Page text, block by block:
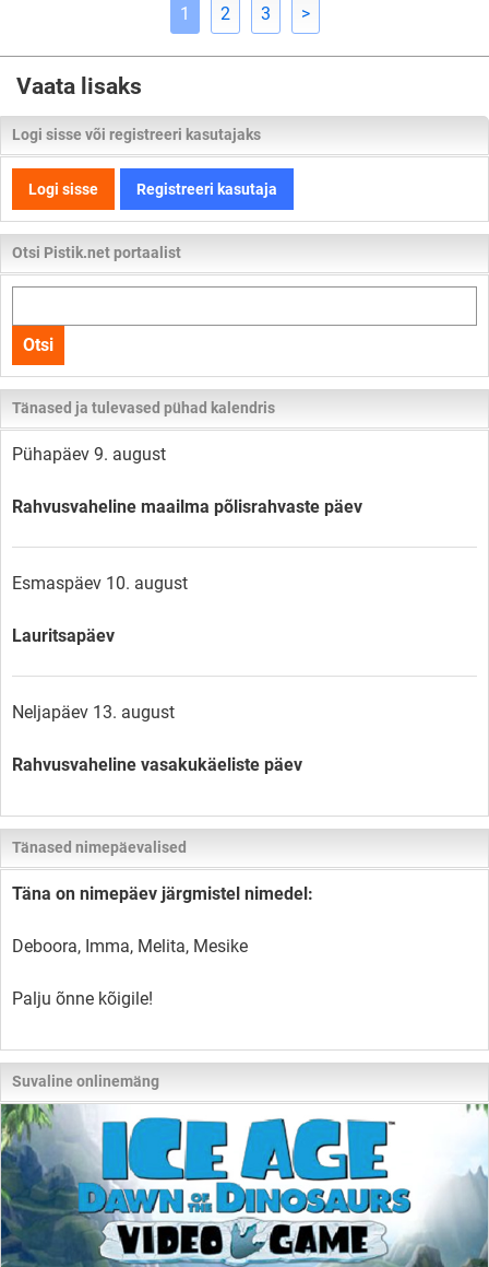
1 2 3 >
Vaata lisaks
Logi sisse või registreeri kasutajaks
Logi sisse Registreeri kasutaja
Otsi Pistik.net portaalist
kogu
lehelt
Otsi
Tänased ja tulevased pühad kalendris
Pühapäev 9. august
Rahvusvaheline maailma põlisrahvaste päev
Esmaspäev 10. august
Lauritsapäev
Neljapäev 13. august
Rahvusvaheline vasakukäeliste päev
Tänased nimepäevalised
Täna on nimepäev järgmistel nimedel:
Deboora, Imma, Melita, Mesike
Palju õnne kõigile!
Suvaline onlinemäng